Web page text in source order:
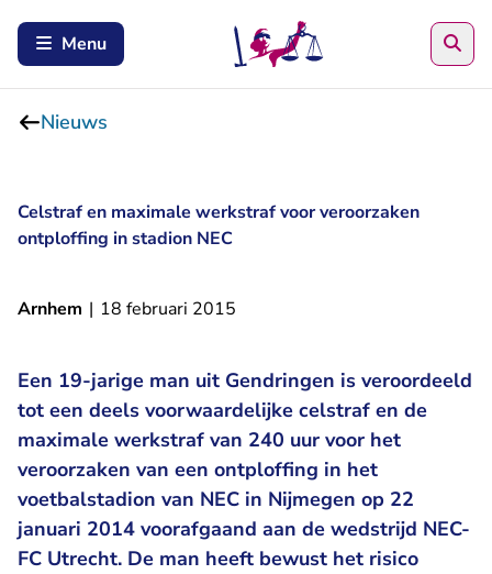
Menu
Nieuws
Celstraf en maximale werkstraf voor veroorzaken
ontploffing in stadion NEC
Arnhem | 18 februari 2015
Een 19-jarige man uit Gendringen is veroordeeld
tot een deels voorwaardelijke celstraf en de
maximale werkstraf van 240 uur voor het
veroorzaken van een ontploffing in het
voetbalstadion van NEC in Nijmegen op 22
januari 2014 voorafgaand aan de wedstrijd NEC-
FC Utrecht. De man heeft bewust het risico